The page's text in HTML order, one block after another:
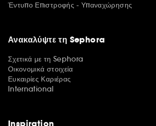
Έντυπο Επιστροφής - Υπαναχώρησης
Ανακαλύψτε τη Sephora
Σχετικά με τη Sephora
Οικονομικά στοιχεία
Ευκαιρίες Καριέρας
International